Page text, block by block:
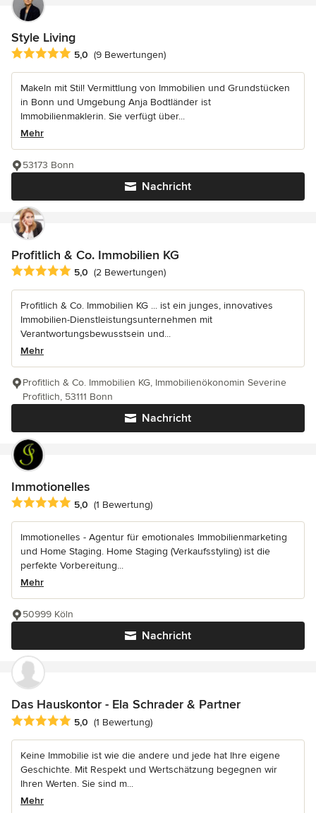
Style Living
Durchschnittliche Bewertung: 5 von 5 Sternen
5,0 (9 Bewertungen)
Makeln mit Stil! Vermittlung von Immobilien und Grundstücken
in Bonn und Umgebung Anja Bodtländer ist
Immobilienmaklerin. Sie verfügt über...
Mehr
Nachricht
53173 Bonn
Profitlich & Co. Immobilien KG
Durchschnittliche Bewertung: 5 von 5 Sternen
5,0 (2 Bewertungen)
Profitlich & Co. Immobilien KG ... ist ein junges, innovatives
Immobilien-Dienstleistungsunternehmen mit
Verantwortungsbewusstsein und...
Mehr
Nachricht
Profitlich & Co. Immobilien KG, Immobilienökonomin Severine
Profitlich, 53111 Bonn
Immotionelles
Durchschnittliche Bewertung: 5 von 5 Sternen
5,0 (1 Bewertung)
Immotionelles - Agentur für emotionales Immobilienmarketing
und Home Staging. Home Staging (Verkaufsstyling) ist die
perfekte Vorbereitung...
Mehr
Nachricht
50999 Köln
Das Hauskontor - Ela Schrader & Partner
Durchschnittliche Bewertung: 5 von 5 Sternen
5,0 (1 Bewertung)
Keine Immobilie ist wie die andere und jede hat Ihre eigene
Geschichte. Mit Respekt und Wertschätzung begegnen wir
Ihren Werten. Sie sind m...
Mehr